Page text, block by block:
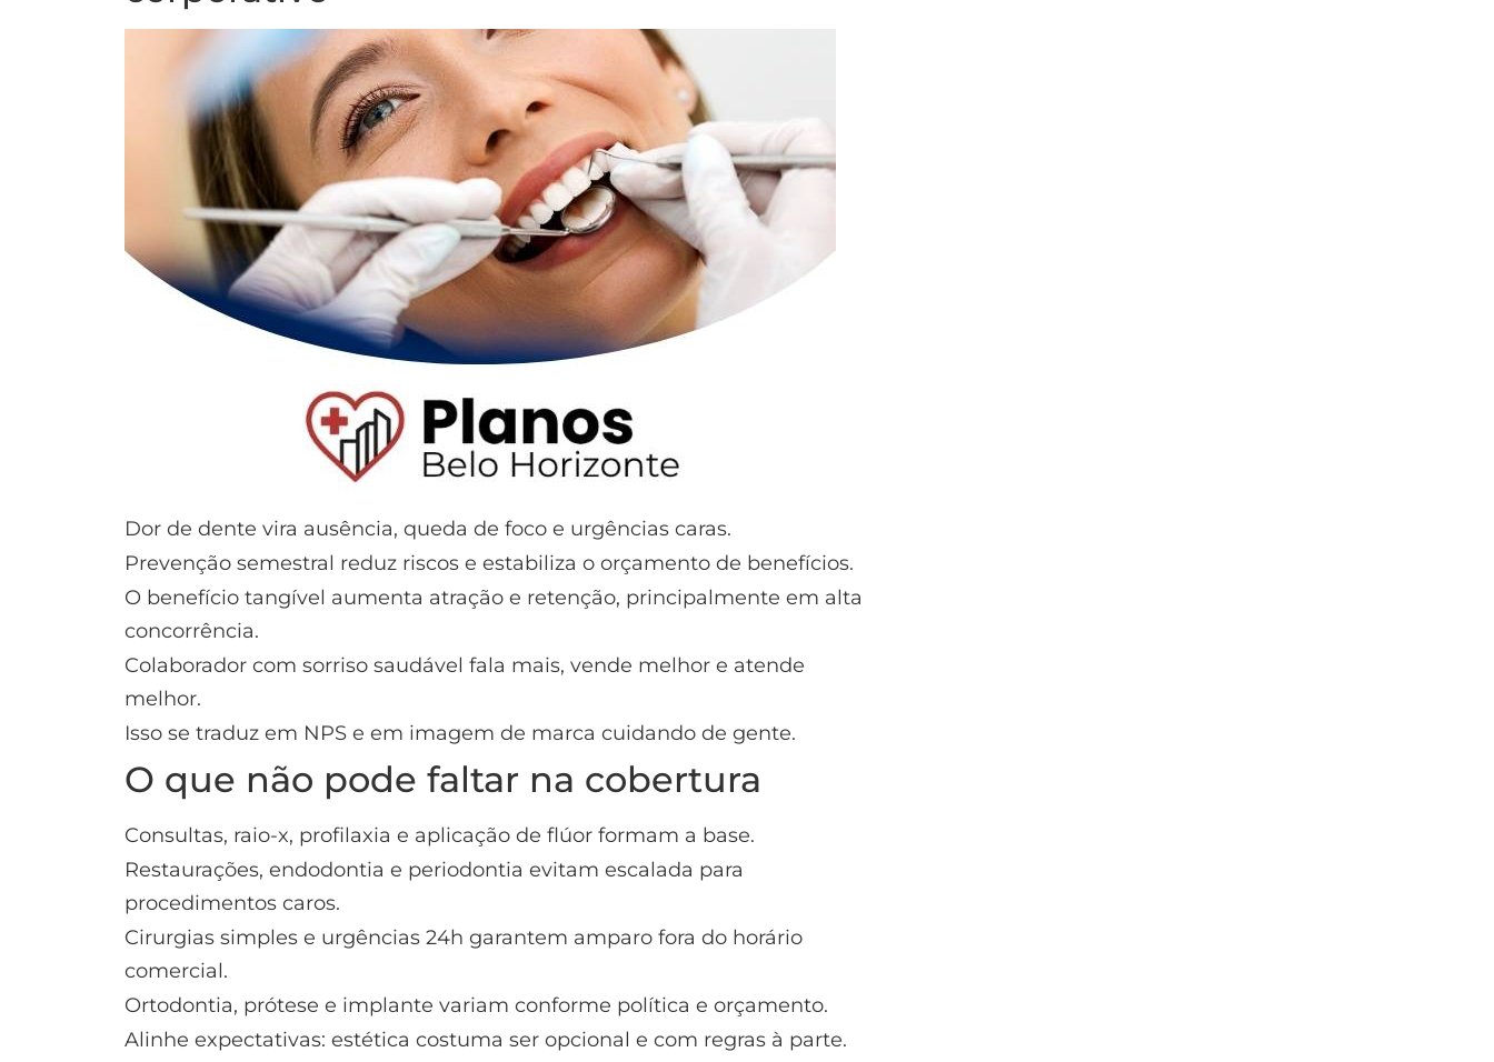
Dor de dente vira ausência, queda de foco e urgências caras.
Prevenção semestral reduz riscos e estabiliza o orçamento de benefícios.
O benefício tangível aumenta atração e retenção, principalmente em alta
concorrência.
Colaborador com sorriso saudável fala mais, vende melhor e atende
melhor.
Isso se traduz em NPS e em imagem de marca cuidando de gente.
O que não pode faltar na cobertura
Consultas, raio-x, profilaxia e aplicação de flúor formam a base.
Restaurações, endodontia e periodontia evitam escalada para
procedimentos caros.
Cirurgias simples e urgências 24h garantem amparo fora do horário
comercial.
Ortodontia, prótese e implante variam conforme política e orçamento.
Alinhe expectativas: estética costuma ser opcional e com regras à parte.